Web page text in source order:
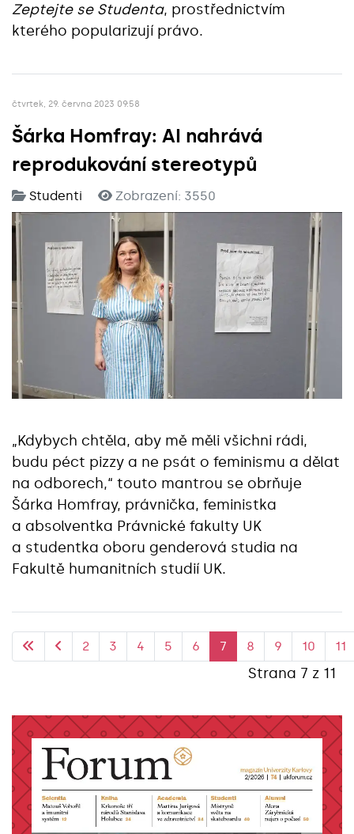
Zeptejte se Studenta, prostřednictvím
kterého popularizují právo.
čtvrtek, 29. června 2023 09:58
Šárka Homfray: AI nahrává
reprodukování stereotypů
Studenti Zobrazení: 3550
„Kdybych chtěla, aby mě měli všichni rádi,
budu péct pizzy a ne psát o feminismu a dělat
na odborech,“ touto mantrou se obrňuje
Šárka Homfray, právnička, feministka
a absolventka Právnické fakulty UK
a studentka oboru genderová studia na
Fakultě humanitních studií UK.
Strana 7 z 11
2 3 4 5 6 7 8 9 10 11